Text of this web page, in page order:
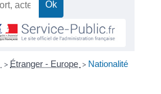
> Étranger - Europe > Nationalité